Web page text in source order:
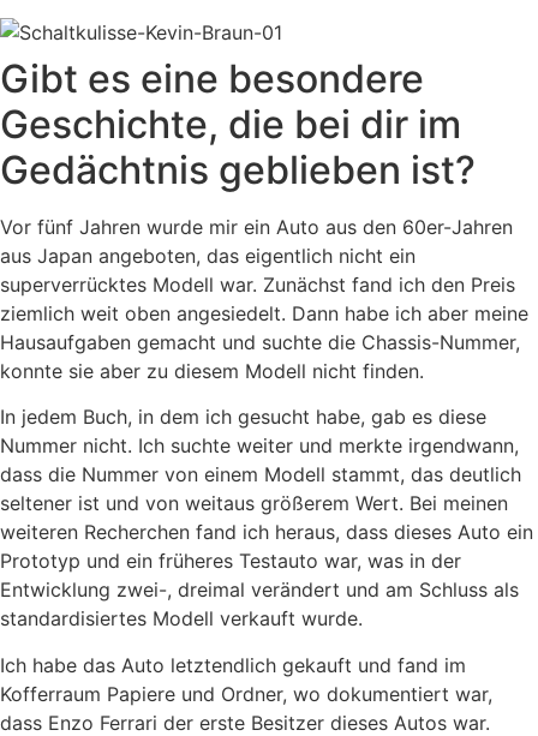
Gibt es eine besondere
Geschichte, die bei dir im
Gedächtnis geblieben ist?
Vor fünf Jahren wurde mir ein Auto aus den 60er-Jahren
aus Japan angeboten, das eigentlich nicht ein
superverrücktes Modell war. Zunächst fand ich den Preis
ziemlich weit oben angesiedelt. Dann habe ich aber meine
Hausaufgaben gemacht und suchte die Chassis-Nummer,
konnte sie aber zu diesem Modell nicht finden.
In jedem Buch, in dem ich gesucht habe, gab es diese
Nummer nicht. Ich suchte weiter und merkte irgendwann,
dass die Nummer von einem Modell stammt, das deutlich
seltener ist und von weitaus größerem Wert. Bei meinen
weiteren Recherchen fand ich heraus, dass dieses Auto ein
Prototyp und ein früheres Testauto war, was in der
Entwicklung zwei-, dreimal verändert und am Schluss als
standardisiertes Modell verkauft wurde.
Ich habe das Auto letztendlich gekauft und fand im
Kofferraum Papiere und Ordner, wo dokumentiert war,
dass Enzo Ferrari der erste Besitzer dieses Autos war.